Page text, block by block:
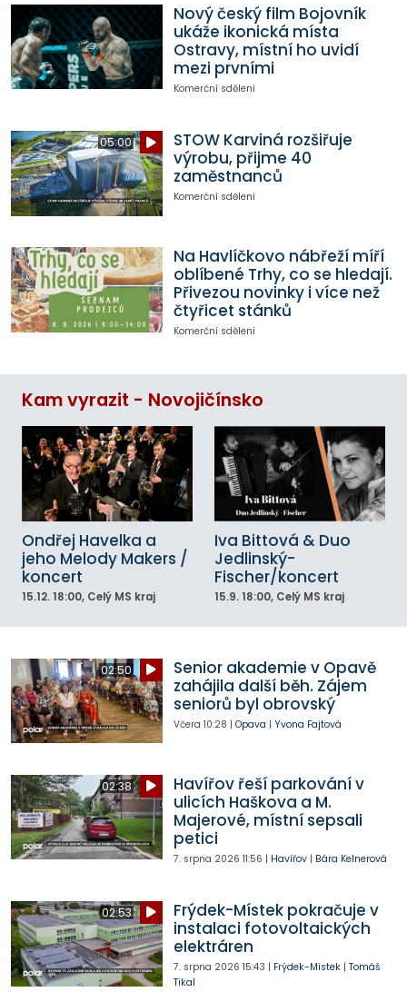
Nový český film Bojovník
ukáže ikonická místa
Ostravy, místní ho uvidí
mezi prvními
Komerční sdělení
05:00
STOW Karviná rozšiřuje
výrobu, přijme 40
zaměstnanců
Komerční sdělení
Na Havlíčkovo nábřeží míří
oblíbené Trhy, co se hledají.
Přivezou novinky i více než
čtyřicet stánků
Komerční sdělení
Kam vyrazit - Novojičínsko
Ondřej Havelka a
jeho Melody Makers /
koncert
15.12. 18:00, Celý MS kraj
Iva Bittová & Duo
Jedlinský-
Fischer/koncert
15.9. 18:00, Celý MS kraj
02:50
Senior akademie v Opavě
zahájila další běh. Zájem
seniorů byl obrovský
Včera 10:28 | Opava | Yvona Fajtová
02:38
Havířov řeší parkování v
ulicích Haškova a M.
Majerové, místní sepsali
petici
7. srpna 2026 11:56 | Havířov| Bára Kelnerová
02:53
Frýdek-Místek pokračuje v
instalaci fotovoltaických
elektráren
7. srpna 2026 15:43 | Frýdek-Místek| Tomáš
Tikal